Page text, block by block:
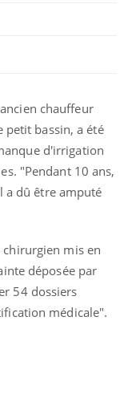
chauffeur
petit bassin, a été
d'irrigation
"Pendant 10 ans,
a dû être amputé
chirurgien mis en
déposée par
54 dossiers
médicale".
chaleurs :
pourquoi le risque de
grimpe-t-il ?
?
manger
protéines pourrait
être